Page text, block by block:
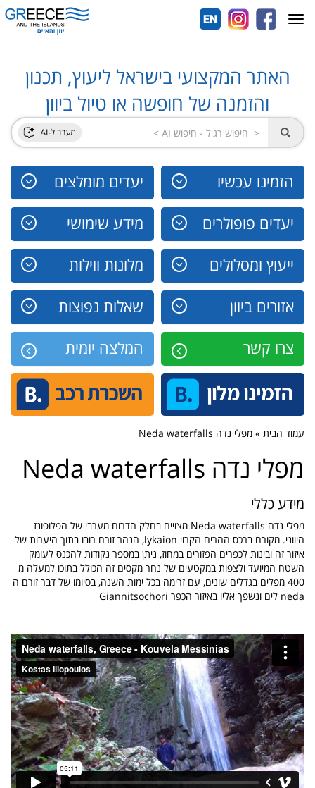
האתר המקצועי בישראל ליעוץ, תכנון
והזמנה של חופשה או טיול ביוון
הזמינו עכשיו יעדים מומלצים
יעדים פופולרים מידע שימושי
ייעוץ ומסלולים מלונות ווילות
אזורים ביוון שאלות נפוצות
צרו קשר המלצה יומית
Toggle
navigation
עמוד הבית » מפלי נדה Neda waterfalls
מפלי נדה Neda waterfalls
מידע כללי
מפלי נדה Neda waterfalls מצויים בחלק הדרום מערבי של הפלופונז
היווני. מקורם ברכס ההרים הקרוי lykaion, הנהר זורם רובו בתוך היערות של
איזור זה ובינות לכפרים הפזורים במחוז, ניתן במספר נקודות להכנס לעומק
השטח המיועד ולצפות במקטעים של נחר מקסים זה הכולל בתוכו למעלה מ
400 מפלים בגדלים שונים, עם זרימה בכל ימות השנה, בסיומו של דבר זורם ה
neda לים ונשפך אליו באיזור הכפר Giannitsochori